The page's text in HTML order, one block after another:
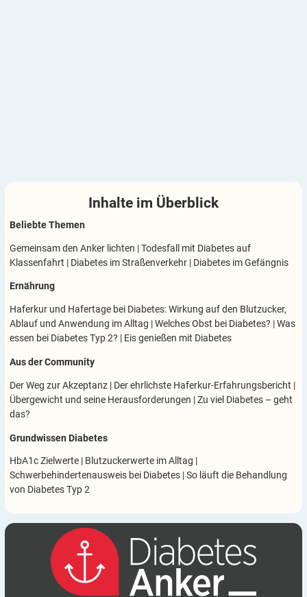
Inhalte im Überblick
Beliebte Themen
Gemeinsam den Anker lichten |Todesfall mit Diabetes auf
Klassenfahrt | Diabetes im Straßenverkehr | Diabetes im Gefängnis
Ernährung
Haferkur und Hafertage bei Diabetes: Wirkung auf den Blutzucker,
Ablauf und Anwendung im Alltag |Welches Obst bei Diabetes? |Was
essen bei Diabetes Typ 2? | Eis genießen mit Diabetes
Aus der Community
Der Weg zur Akzeptanz | Der ehrlichste Haferkur-Erfahrungsbericht |
Übergewicht und seine Herausforderungen |Zu viel Diabetes – geht
das?
Grundwissen Diabetes
HbA1c Zielwerte | Blutzuckerwerte im Alltag |
Schwerbehindertenausweis bei Diabetes |So läuft die Behandlung
von Diabetes Typ 2